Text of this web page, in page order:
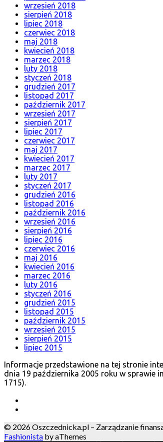
wrzesień 2018
sierpień 2018
lipiec 2018
czerwiec 2018
maj 2018
kwiecień 2018
marzec 2018
luty 2018
styczeń 2018
grudzień 2017
listopad 2017
październik 2017
wrzesień 2017
sierpień 2017
lipiec 2017
czerwiec 2017
maj 2017
kwiecień 2017
marzec 2017
luty 2017
styczeń 2017
grudzień 2016
listopad 2016
październik 2016
wrzesień 2016
sierpień 2016
lipiec 2016
czerwiec 2016
maj 2016
kwiecień 2016
marzec 2016
luty 2016
styczeń 2016
grudzień 2015
listopad 2015
październik 2015
wrzesień 2015
sierpień 2015
lipiec 2015
Informacje przedstawione na tej stronie
dnia 19 października 2005 roku w sprawie
1715).
© 2026 Oszczednicka.pl – Zarządzanie
Fashionista by aThemes